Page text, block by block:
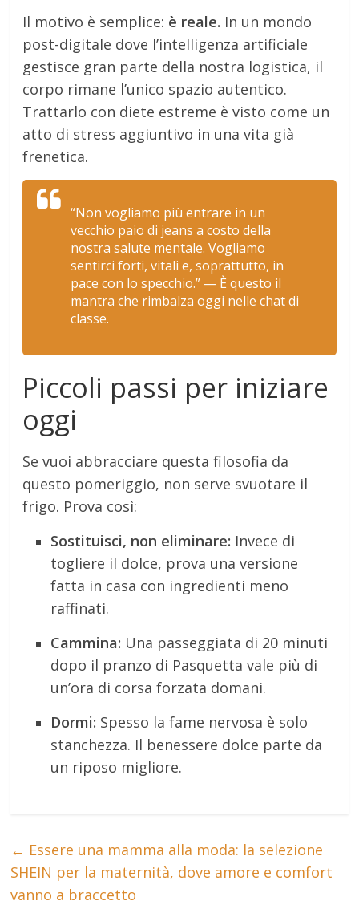
Il motivo è semplice: è reale. In un mondo
post-digitale dove l’intelligenza artificiale
gestisce gran parte della nostra logistica, il
corpo rimane l’unico spazio autentico.
Trattarlo con diete estreme è visto come un
atto di stress aggiuntivo in una vita già
frenetica.
“Non vogliamo più entrare in un
vecchio paio di jeans a costo della
nostra salute mentale. Vogliamo
sentirci forti, vitali e, soprattutto, in
pace con lo specchio.” — È questo il
mantra che rimbalza oggi nelle chat di
classe.
Piccoli passi per iniziare
oggi
Se vuoi abbracciare questa filosofia da
questo pomeriggio, non serve svuotare il
frigo. Prova così:
Sostituisci, non eliminare: Invece di
togliere il dolce, prova una versione
fatta in casa con ingredienti meno
raffinati.
Cammina: Una passeggiata di 20 minuti
dopo il pranzo di Pasquetta vale più di
un’ora di corsa forzata domani.
Dormi: Spesso la fame nervosa è solo
stanchezza. Il benessere dolce parte da
un riposo migliore.
← Essere una mamma alla moda: la selezione
SHEIN per la maternità, dove amore e comfort
vanno a braccetto